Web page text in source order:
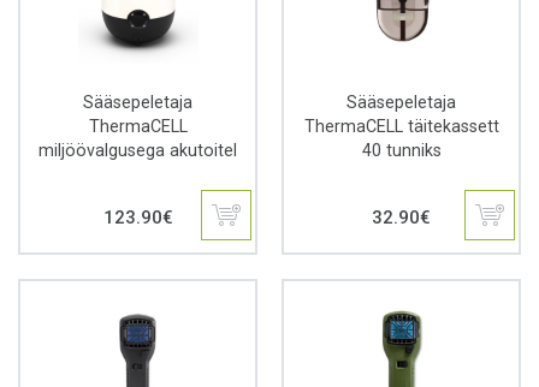
Sääsepeletaja
ThermaCELL
miljöövalgusega akutoitel
123.90€
Sääsepeletaja
ThermaCELL täitekassett
40 tunniks
32.90€